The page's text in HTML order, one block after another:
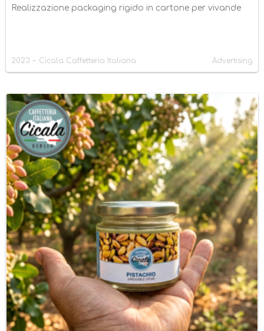
Realizzazione packaging rigido in cartone per vivande
2023 - Cicala Caffetteria Italiana Advertising